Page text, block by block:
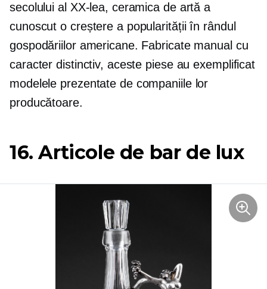
secolului al XX-lea, ceramica de artă a
cunoscut o creștere a popularității în rândul
gospodăriilor americane. Fabricate manual cu
caracter distinctiv, aceste piese au exemplificat
modelele prezentate de companiile lor
producătoare.
16. Articole de bar de lux